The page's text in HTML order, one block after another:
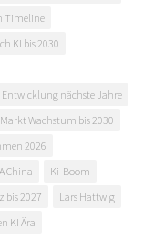
Timeline
KI bis 2030
Entwicklung nächste Jahre
Wachstum bis 2030
2026
China
Ki-Boom
bis 2027
Lars Hattwig
KI Ära